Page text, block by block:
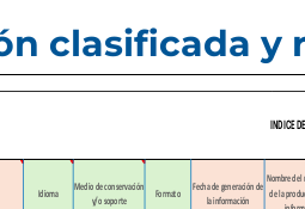
clasificada y